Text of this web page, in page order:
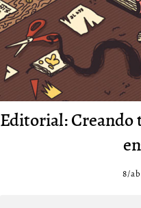
Editorial: Creando
8/